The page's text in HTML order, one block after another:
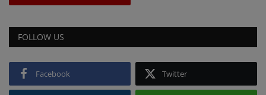
FOLLOW US
Facebook Twitter